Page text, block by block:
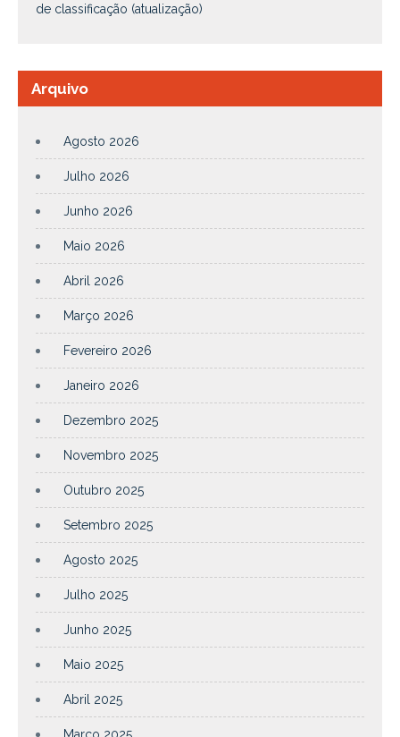
de classificação (atualização)
Arquivo
Agosto 2026
Julho 2026
Junho 2026
Maio 2026
Abril 2026
Março 2026
Fevereiro 2026
Janeiro 2026
Dezembro 2025
Novembro 2025
Outubro 2025
Setembro 2025
Agosto 2025
Julho 2025
Junho 2025
Maio 2025
Abril 2025
Março 2025